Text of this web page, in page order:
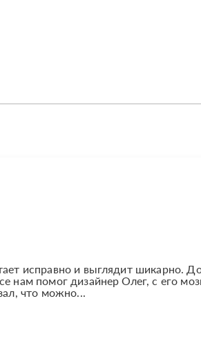
исправно и выглядит шикарно.
нам помог дизайнер Олег, с его
что можно...